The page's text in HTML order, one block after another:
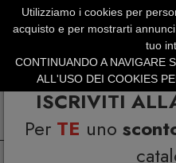
ISCRIVITI
Per TE uno
SERVIZIO
SUMMER
Utilizziamo i cookies per
acquisto e per mostrarti
tuo
CONTINUANDO A NAVIGARE
ALL'USO DEI COOKIES